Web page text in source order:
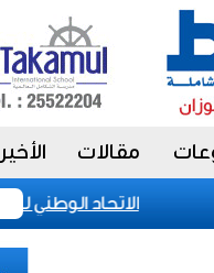
مقالات
الاتحاد الوطني